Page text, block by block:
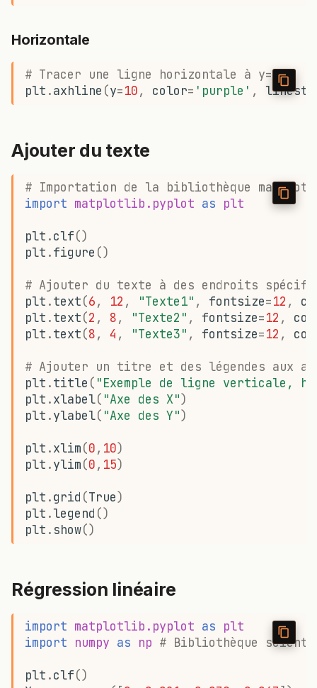
Horizontale
# Tracer une ligne horizontale à y=10
plt .axhline (y=10, color= 'purple' ,
Ajouter du texte
# Importation de la bibliothèque
import matplotlib.pyplot as plt
plt .clf()
plt .figure ()
# Ajouter du texte à des endroits
plt .text(6, 12 , "Texte1" , fontsize=12 ,
plt .text(2 , 8, "Texte2" , fontsize=12 ,
plt .text(8, 4 , "Texte3" , fontsize=12 ,
# Ajouter un titre et des légendes aux
plt .title ( "Exemple de ligne verticale,
plt .xlabel( "Axe des X")
plt .ylabel( "Axe des Y")
plt .xlim(0, 10)
plt .ylim(0, 15)
plt .grid (True)
plt .legend ()
plt . show()
Régression linéaire
import matplotlib.pyplot as plt
import numpy as np # Bibliothèque
plt .clf()